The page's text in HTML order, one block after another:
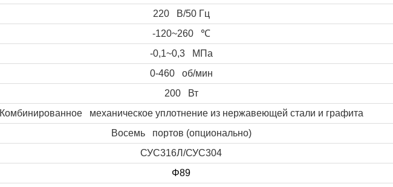
220 В/50 Гц
-120~260 ℃
-0,1~0,3 МПа
0-460 об/мин
200 Вт
Комбинированное механическое уплотнение из нержавеющей стали и графита
Восемь портов (опционально)
СУС316Л/СУС304
Φ89